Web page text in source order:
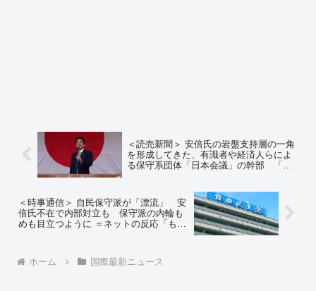
＜読売新聞＞ 安倍氏の岩盤支持層の一角
を形成してきた、有識者や経済人らによ
る保守系団体「日本会議」の幹部 「こ
誠二官房副長官「こんなことになるとは
思わなかった」
＜時事通信＞ 自民保守派が「漂流」 安
倍氏不在で内部対立も 保守派の内輪も
めも目立つように ＝ネットの反応「もう
かりネット環境で精査し監視管理を国民
が常に行う時代」
ホーム 国際最新ニュース